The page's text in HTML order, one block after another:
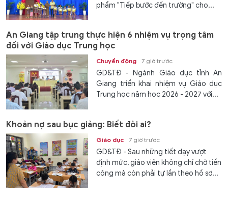
phẩm "Tiếp bước đến trường" cho...
An Giang tập trung thực hiện 6 nhiệm vụ trọng tâm
đối với Giáo dục Trung học
Chuyển động 7 giờ trước
GD&TĐ - Ngành Giáo dục tỉnh An
Giang triển khai nhiệm vụ Giáo dục
Trung học năm học 2026 - 2027 với...
Khoản nợ sau bục giảng: Biết đòi ai?
Giáo dục 7 giờ trước
GD&TĐ - Sau những tiết dạy vượt
định mức, giáo viên không chỉ chờ tiền
công mà còn phải tự lần theo hồ sơ...